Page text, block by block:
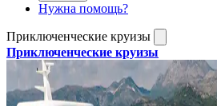
Нужна помощь?
Приключенческие круизы
Приключенческие круизы